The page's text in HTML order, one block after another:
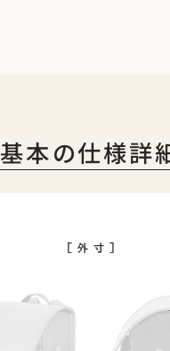
基本の仕様詳